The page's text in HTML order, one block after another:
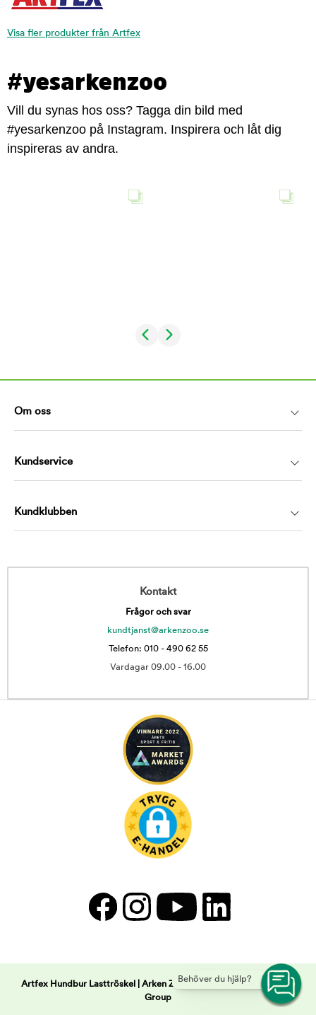
Visa fler produkter från Artfex
#yesarkenzoo
Vill du synas hos oss? Tagga din bild med
#yesarkenzoo på Instagram. Inspirera och låt dig
inspireras av andra.
Behöver du hjälp?
Om oss
Kundservice
Kundklubben
Kontakt
Frågor och svar
kundtjanst@arkenzoo.se
Telefon: 010 - 490 62 55
Vardagar 09.00 - 16.00
Artfex Hundbur Lasttröskel | Arken Zoo - Copyright © 2026 Musti
Group